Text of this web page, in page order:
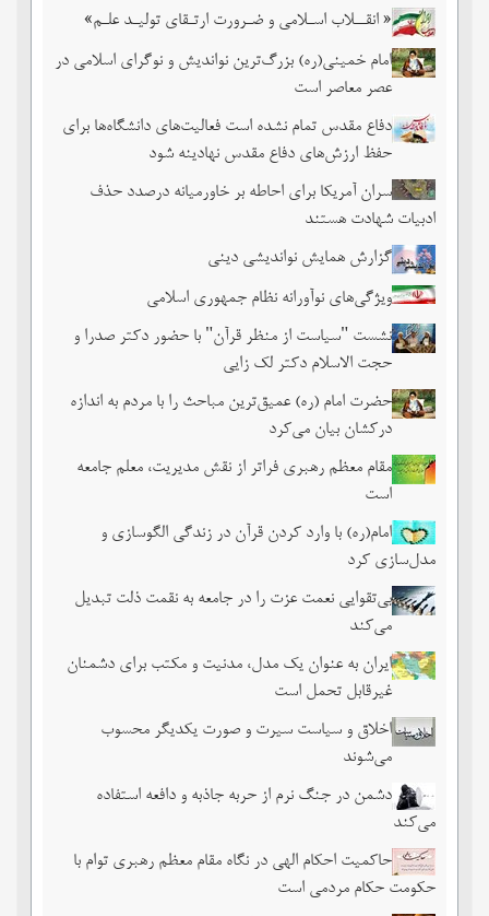
« انقــلاب اسـلامی و ضـرورت ارتـقای تولیـد علـم»
امام خمینی(ره) بزرگ‌ترین نواندیش و نوگرای اسلامی در
عصر معاصر است
دفاع مقدس تمام نشده است فعالیت‌های دانشگاه‌ها برای
حفظ ارزش‌های دفاع مقدس نهادینه شود
سران آمریکا برای احاطه بر خاورمیانه درصدد حذف
ادبیات شهادت هستند
گزارش همایش نواندیشی دینی
ویژگی‌های نوآورانه نظام جمهوری اسلامی
نشست‏ "سیاست از منظر قرآن" با حضور دکتر صدرا و
حجت الاسلام دکتر لک زایی
حضرت امام (ره) عمیق‌ترین مباحث را با مردم به اندازه
درکشان بیان می‌کرد
مقام معظم رهبری فراتر از نقش مدیریت، معلم جامعه
است
امام(ره) با وارد کردن قرآن در زندگی الگوسازی و
مدل‌سازی کرد
بی‌تقوایی نعمت عزت را در جامعه به نقمت ذلت تبدیل
می‌کند
ایران به عنوان یک مدل، مدنیت و مکتب برای دشمنان
غیرقابل تحمل است
اخلاق و سیاست سیرت و صورت یکدیگر محسوب
می‌شوند
دشمن در جنگ نرم از حربه جاذبه و دافعه استفاده
می‌کند
حاکمیت احکام الهی در نگاه مقام معظم رهبری توام با
حکومت حکام مردمی است